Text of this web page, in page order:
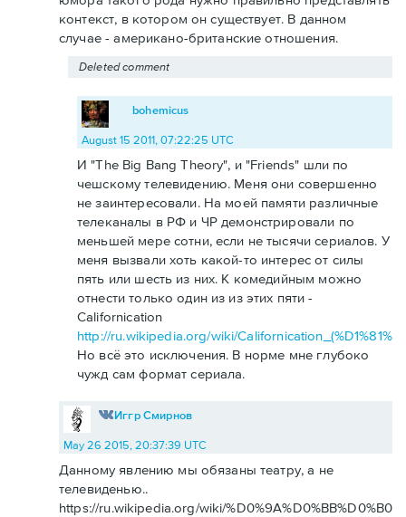
контекст, в котором он существует. В данном
случае - американо-британские отношения.
Deleted comment
bohemicus
August 15 2011, 07:22:25 UTC
И "The Big Bang Theory", и "Friends" шли по
чешскому телевидению. Меня они совершенно
не заинтересовали. На моей памяти различные
телеканалы в РФ и ЧР демонстрировали по
меньшей мере сотни, если не тысячи сериалов. У
меня вызвали хоть какой-то интерес от силы
пять или шесть из них. К комедийным можно
отнести только один из из этих пяти -
Californication
http://ru.wikipedia.org/wiki/
Но всё это исключения. В норме мне глубоко
чужд сам формат сериала.
Иггр Смирнов
May 26 2015, 20:37:39 UTC
Данному явлению мы обязаны театру, а не
телевиденью..
https://ru.wikipedia.org/wiki/